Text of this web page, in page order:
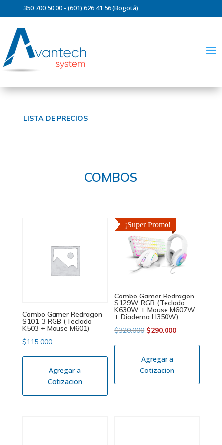
350 700 50 00 - (601) 626 41 56 (Bogotá)
ventas@avantechsystem.com
LISTA DE PRECIOS
COMBOS
Combo Gamer Redragon
S101-3 RGB (Teclado
K503 + Mouse M601)
$115.000
Agregar a
Cotizacion
¡Super Promo!
Combo Gamer Redragon
S129W RGB (Teclado
K630W + Mouse M607W
+ Diadema H350W)
$320.000 El
precio
original
era:
$290.000El
precio
$290.000.
Agregar a
Cotizacion